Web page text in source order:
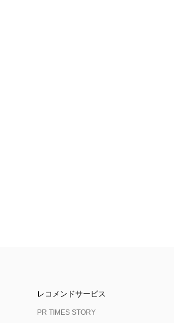
レコメンドサービス
PR TIMES STORY